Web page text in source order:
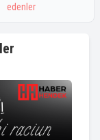
edenler